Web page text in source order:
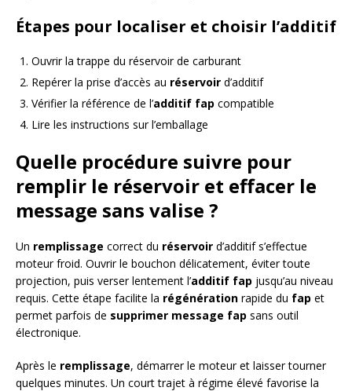
Étapes pour localiser et choisir l’additif
Ouvrir la trappe du réservoir de carburant
Repérer la prise d’accès au réservoir d’additif
Vérifier la référence de l’additif fap compatible
Lire les instructions sur l’emballage
Quelle procédure suivre pour
remplir le réservoir et effacer le
message sans valise ?
Un remplissage correct du réservoir d’additif s’effectue
moteur froid. Ouvrir le bouchon délicatement, éviter toute
projection, puis verser lentement l’additif fap jusqu’au niveau
requis. Cette étape facilite la régénération rapide du fap et
permet parfois de supprimer message fap sans outil
électronique.
Après le remplissage, démarrer le moteur et laisser tourner
quelques minutes. Un court trajet à régime élevé favorise la